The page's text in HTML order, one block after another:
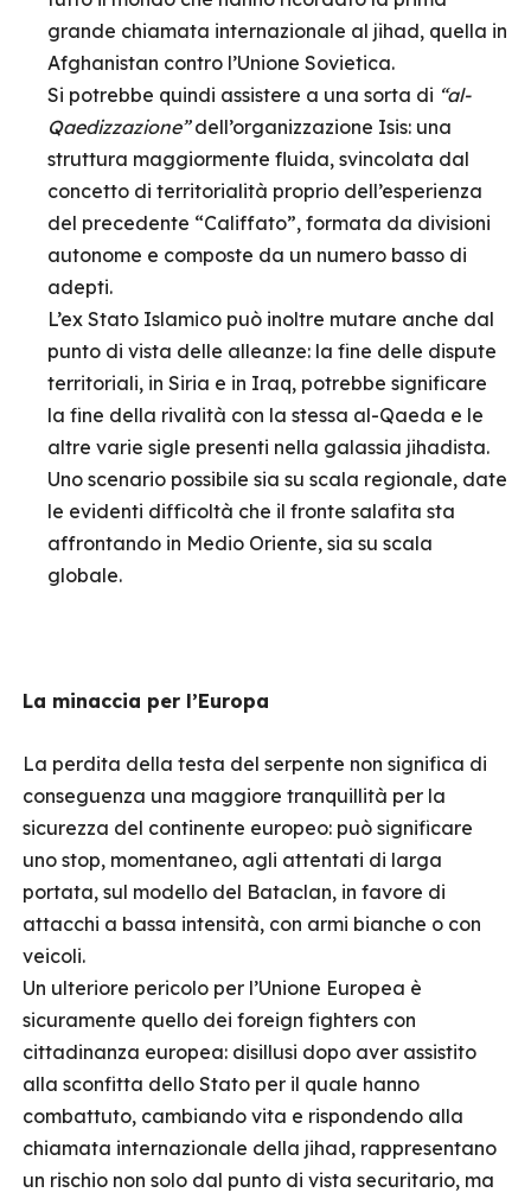
grande chiamata internazionale al jihad, quella in
Afghanistan contro l’Unione Sovietica.
Si potrebbe quindi assistere a una sorta di “al-
Qaedizzazione”dell’organizzazione Isis: una
struttura maggiormente fluida, svincolata dal
concetto di territorialità proprio dell’esperienza
del precedente “Califfato”, formata da divisioni
autonome e composte da un numero basso di
adepti.
L’ex Stato Islamico può inoltre mutare anche dal
punto di vista delle alleanze: la fine delle dispute
territoriali, in Siria e in Iraq, potrebbe significare
la fine della rivalità con la stessa al-Qaeda e le
altre varie sigle presenti nella galassia jihadista.
Uno scenario possibile sia su scala regionale, date
le evidenti difficoltà che il fronte salafita sta
affrontando in Medio Oriente, sia su scala
globale.
La minaccia per l’Europa
La perdita della testa del serpente non significa di
conseguenza una maggiore tranquillità per la
sicurezza del continente europeo: può significare
uno stop, momentaneo, agli attentati di larga
portata, sul modello del Bataclan, in favore di
attacchi a bassa intensità, con armi bianche o con
veicoli.
Un ulteriore pericolo per l’Unione Europea è
sicuramente quello dei foreign fighters con
cittadinanza europea: disillusi dopo aver assistito
alla sconfitta dello Stato per il quale hanno
combattuto, cambiando vita e rispondendo alla
chiamata internazionale della jihad, rappresentano
un rischio non solo dal punto di vista securitario, ma